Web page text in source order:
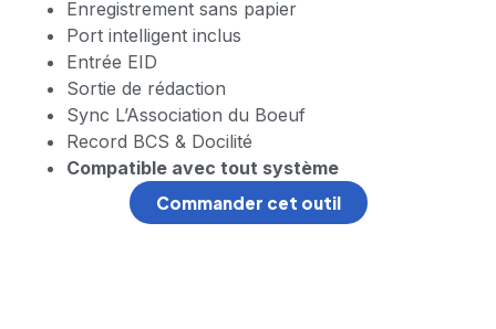
Enregistrement sans papier
Port intelligent inclus
Entrée EID
Sortie de rédaction
Sync L’Association du Boeuf
Record BCS & Docilité
Compatible avec tout système
Commander cet outil